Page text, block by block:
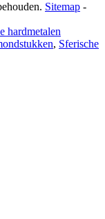
Sitemap -
hardmetalen
, Sferische